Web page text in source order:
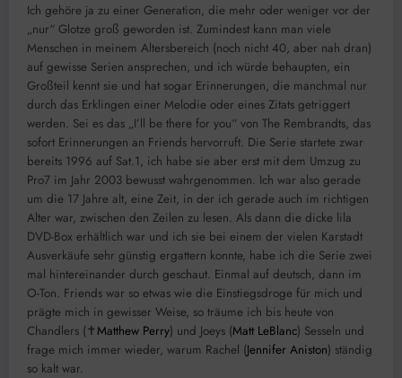
Ich gehöre ja zu einer Generation, die mehr oder weniger vor der
„nur“ Glotze groß geworden ist. Zumindest kann man viele
Menschen in meinem Altersbereich (noch nicht 40, aber nah dran)
auf gewisse Serien ansprechen, und ich würde behaupten, ein
Großteil kennt sie und hat sogar Erinnerungen, die manchmal nur
durch das Erklingen einer Melodie oder eines Zitats getriggert
werden. Sei es das „I’ll be there for you“ von The Rembrandts, das
sofort Erinnerungen an Friends hervorruft. Die Serie startete zwar
bereits 1996 auf Sat.1, ich habe sie aber erst mit dem Umzug zu
Pro7 im Jahr 2003 bewusst wahrgenommen. Ich war also gerade
um die 17 Jahre alt, eine Zeit, in der ich gerade auch im richtigen
Alter war, zwischen den Zeilen zu lesen. Als dann die dicke lila
DVD-Box erhältlich war und ich sie bei einem der vielen Karstadt
Ausverkäufe sehr günstig ergattern konnte, habe ich die Serie zwei
mal hintereinander durch geschaut. Einmal auf deutsch, dann im
O-Ton. Friends war so etwas wie die Einstiegsdroge für mich und
prägte mich in gewisser Weise, so träume ich bis heute von
Chandlers (✝Matthew Perry) und Joeys (Matt LeBlanc) Sesseln und
frage mich immer wieder, warum Rachel (Jennifer Aniston) ständig
so kalt war.